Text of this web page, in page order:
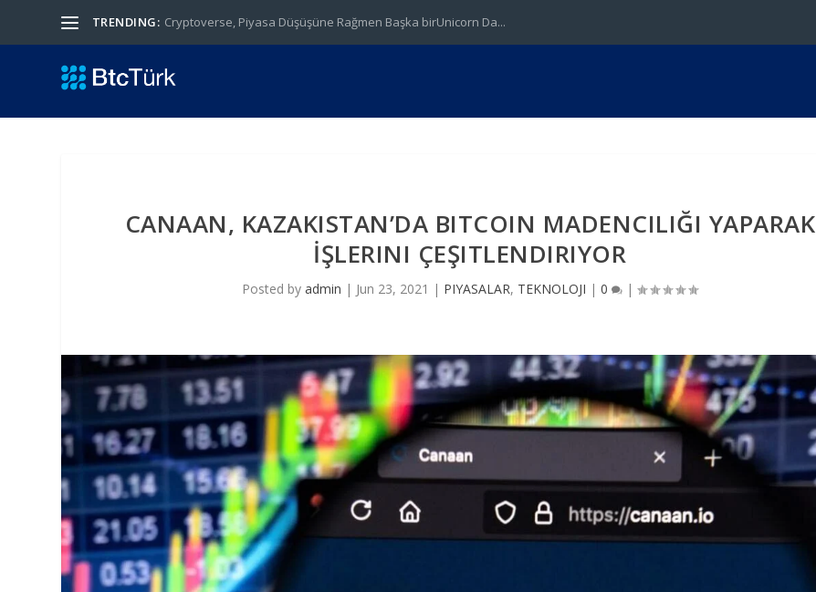
TRENDING: Cryptoverse, Piyasa Düşüşüne Rağmen Başka birUnicorn Da...
CANAAN, KAZAKISTAN’DA BITCOIN MADENCILIĞI YAPARAK
İŞLERINI ÇEŞITLENDIRIYOR
Posted byadmin | Jun 23, 2021 | PIYASALAR, TEKNOLOJI |0 |